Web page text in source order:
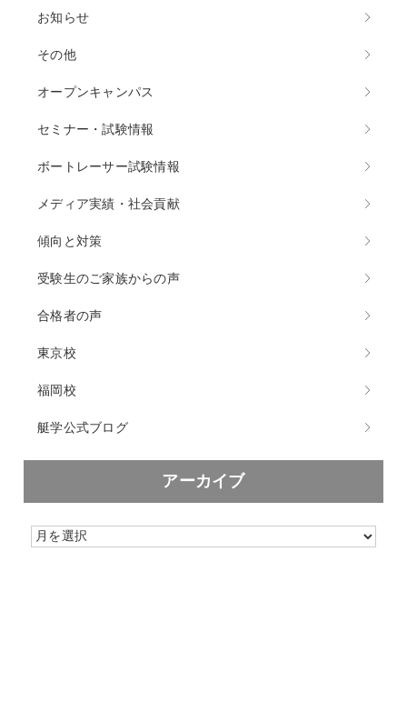
お知らせ
その他
オープンキャンパス
セミナー・試験情報
ボートレーサー試験情報
メディア実績・社会貢献
傾向と対策
受験生のご家族からの声
合格者の声
東京校
福岡校
艇学公式ブログ
アーカイブ